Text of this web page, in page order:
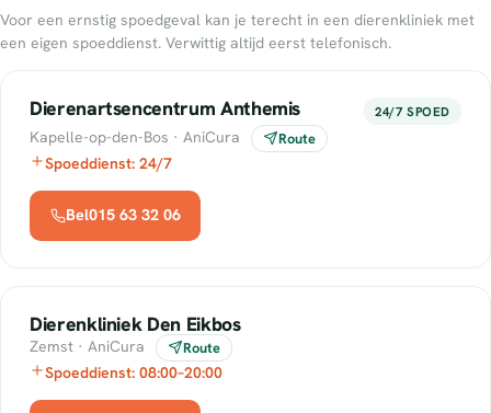
Voor een ernstig spoedgeval kan je terecht in een dierenkliniek met
een eigen spoeddienst. Verwittig altijd eerst telefonisch.
Dierenartsencentrum Anthemis 24/7 SPOED
Kapelle-op-den-Bos · AniCura Route
Spoeddienst: 24/7
Bel015 63 32 06
Dierenkliniek Den Eikbos
Zemst · AniCura Route
Spoeddienst: 08:00–20:00